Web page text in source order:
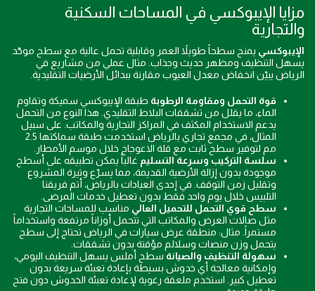
مزايا الإيبوكسي في المساحات السكنية
والتجارية
الإيبوكسي يمنح سطحاً طويلاً العمر وقابلية تحمل عالية مع سطح موحّد
يسهل التنظيف ومظهر حديث وجذاب. مثال عملي من مشاريع في
الرياض يبيّن انخفاض معدل العيوب مقارنة ببدائل الأرضيات التقليدية.
قوة التحمل ومقاومة الرطوبة طبقة الإيبوكسي سميكة وتقاوم
الماء، ما يقلل من تشققات البلاط التقليدي. هذا النوع من التحمل
يدعم الاستخدام المكثف في المراكز التجارية والمكاتب. على سبيل
المثال، في مجمع تجاري بالرياض استخدمت طبقة سماكتها 2.5
مم لتوفير سطح ثابت مع قلة الاعوجاج خلال موسم الأمطار.
سلسة التركيب وسرعة التسليم غالباً يمكن تطبيقه على أسطح
موجودة بدون إزالة الأرضية القديمة، مما يسرّع وتيرة المشروع
وتقليل زمن التوقف. في إحدى العيادات بالرياض، أتم فريقنا
التلبيس خلال يوم واحد فقط بدون تعطيل خدمات المرضى.
سطح قوي التحمل للتحميل العالي مناسب للمساحات التجارية
مثل صالات العرض والمكاتب التي تتحمل أوزاناً مرتفعة واستخداماً
مستمراً. مثال: منطقة عرض سيارات في الرياض تحتاج إلى سطح
يتحمل وزن منصات وسلالم مؤقتة بدون تشققات.
سهولة التنظيف والصيانة سطح أملس يسهل التنظيف اليومي،
وإمكانية معالجة أي خدوش بسيطة بإعادة تعبئة سريعة بدون
تعطيل كبير. استخدم ملعقة رغوية لإعادة تعبئة الخدوش دون فتح